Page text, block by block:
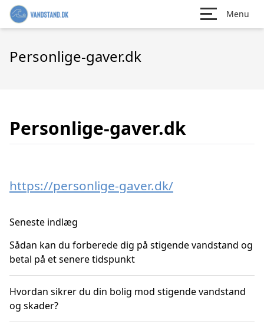
Menu
Personlige-gaver.dk
Personlige-gaver.dk
https://personlige-gaver.dk/
Seneste indlæg
Sådan kan du forberede dig på stigende vandstand og
betal på et senere tidspunkt
Hvordan sikrer du din bolig mod stigende vandstand
og skader?